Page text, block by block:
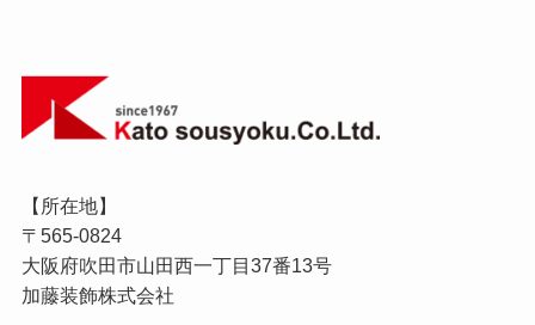
【所在地】
〒565-0824
大阪府吹田市山田西一丁目37番13号
加藤装飾株式会社